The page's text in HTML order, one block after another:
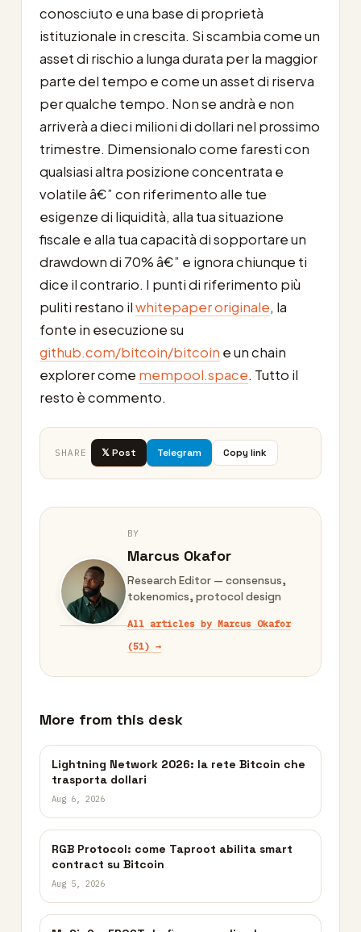
conosciuto e una base di proprietà
istituzionale in crescita. Si scambia come un
asset di rischio a lunga durata per la maggior
parte del tempo e come un asset di riserva
per qualche tempo. Non se andrà e non
arriverà a dieci milioni di dollari nel prossimo
trimestre. Dimensionalo come faresti con
qualsiasi altra posizione concentrata e
volatile â€” con riferimento alle tue
esigenze di liquidità, alla tua situazione
fiscale e alla tua capacità di sopportare un
drawdown di 70% â€” e ignora chiunque ti
dice il contrario. I punti di riferimento più
puliti restano ilwhitepaper originale, la
fonte in esecuzione su
github.com/bitcoin/bitcoin e un chain
explorer come mempool.space. Tutto il
resto è commento.
SHARE 𝕏 Post Telegram Copy link
BY
Marcus Okafor
Research Editor — consensus,
tokenomics, protocol design
All articles by Marcus Okafor
(51) →
More from this desk
Lightning Network 2026: la rete Bitcoin che
trasporta dollari
Aug 6, 2026
RGB Protocol: come Taproot abilita smart
contract su Bitcoin
Aug 5, 2026